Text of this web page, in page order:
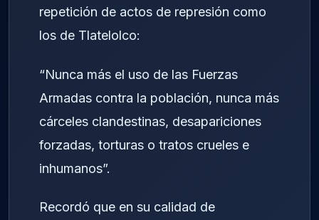
repetición de actos de represión como
los de Tlatelolco:
“Nunca más el uso de las Fuerzas
Armadas contra la población, nunca más
cárceles clandestinas, desapariciones
forzadas, torturas o tratos crueles e
inhumanos”.
Recordó que en su calidad de